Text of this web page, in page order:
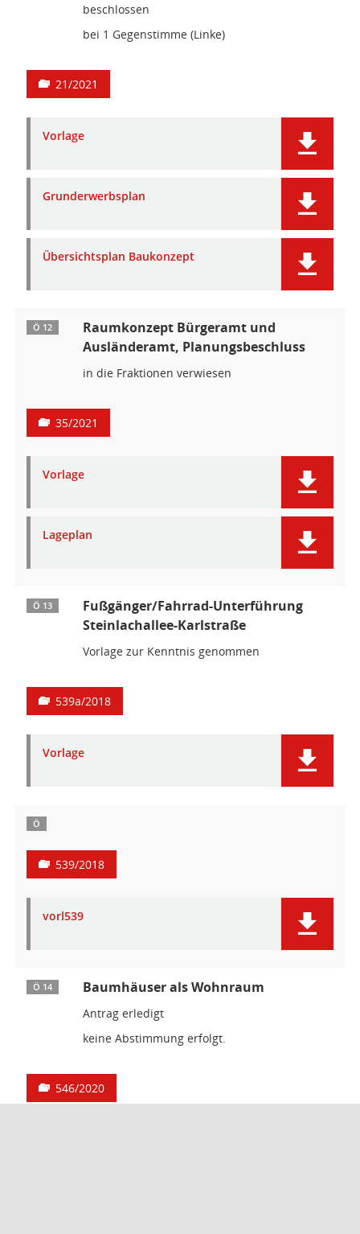
beschlossen
bei 1 Gegenstimme (Linke)
21/2021
Vorlage
Grunderwerbsplan
Übersichtsplan Baukonzept
Ö 12
Raumkonzept Bürgeramt und
Ausländeramt, Planungsbeschluss
in die Fraktionen verwiesen
35/2021
Vorlage
Lageplan
Ö 13
Fußgänger/Fahrrad-Unterführung
Steinlachallee-Karlstraße
Vorlage zur Kenntnis genommen
539a/2018
Vorlage
Ö
539/2018
vorl539
Ö 14 Baumhäuser als Wohnraum
Antrag erledigt
keine Abstimmung erfolgt.
546/2020